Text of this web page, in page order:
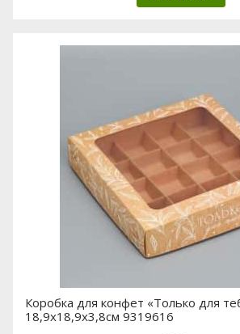
Коробка для конфет «Только для
18,9х18,9х3,8см 9319616